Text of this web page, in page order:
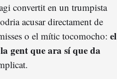
convertit en un trumpista
acusar directament de
o el mític tocomocho: el
gent que ara sí que da